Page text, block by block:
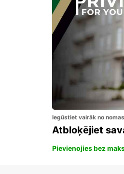
PORTIMAO -
Iegūstiet vairāk no nomas
Atbloķējiet
Pievienojies bez